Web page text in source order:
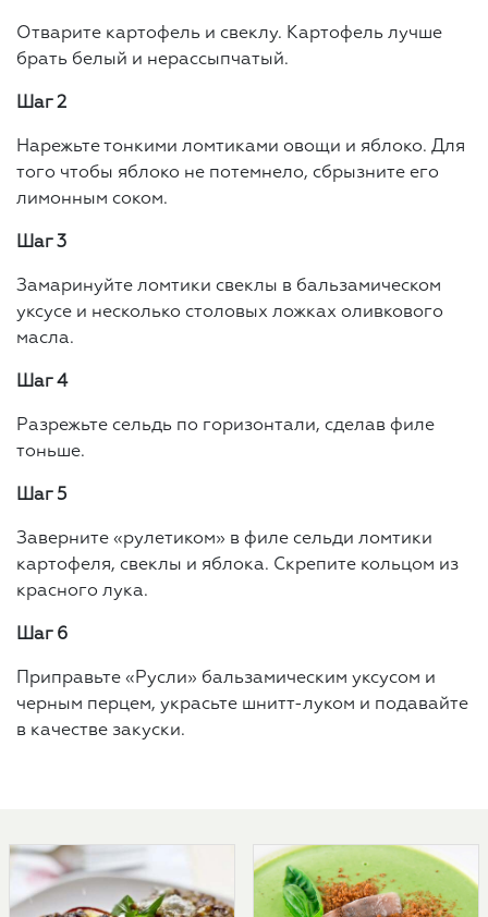
Отварите картофель и свеклу. Картофель лучше
брать белый и нерассыпчатый.
Шаг 2
Нарежьте тонкими ломтиками овощи и яблоко. Для
того чтобы яблоко не потемнело, сбрызните его
лимонным соком.
Шаг 3
Замаринуйте ломтики свеклы в бальзамическом
уксусе и несколько столовых ложках оливкового
масла.
Шаг 4
Разрежьте сельдь по горизонтали, сделав филе
тоньше.
Шаг 5
Заверните «рулетиком» в филе сельди ломтики
картофеля, свеклы и яблока. Скрепите кольцом из
красного лука.
Шаг 6
Приправьте «Русли» бальзамическим уксусом и
черным перцем, украсьте шнитт-луком и подавайте
в качестве закуски.